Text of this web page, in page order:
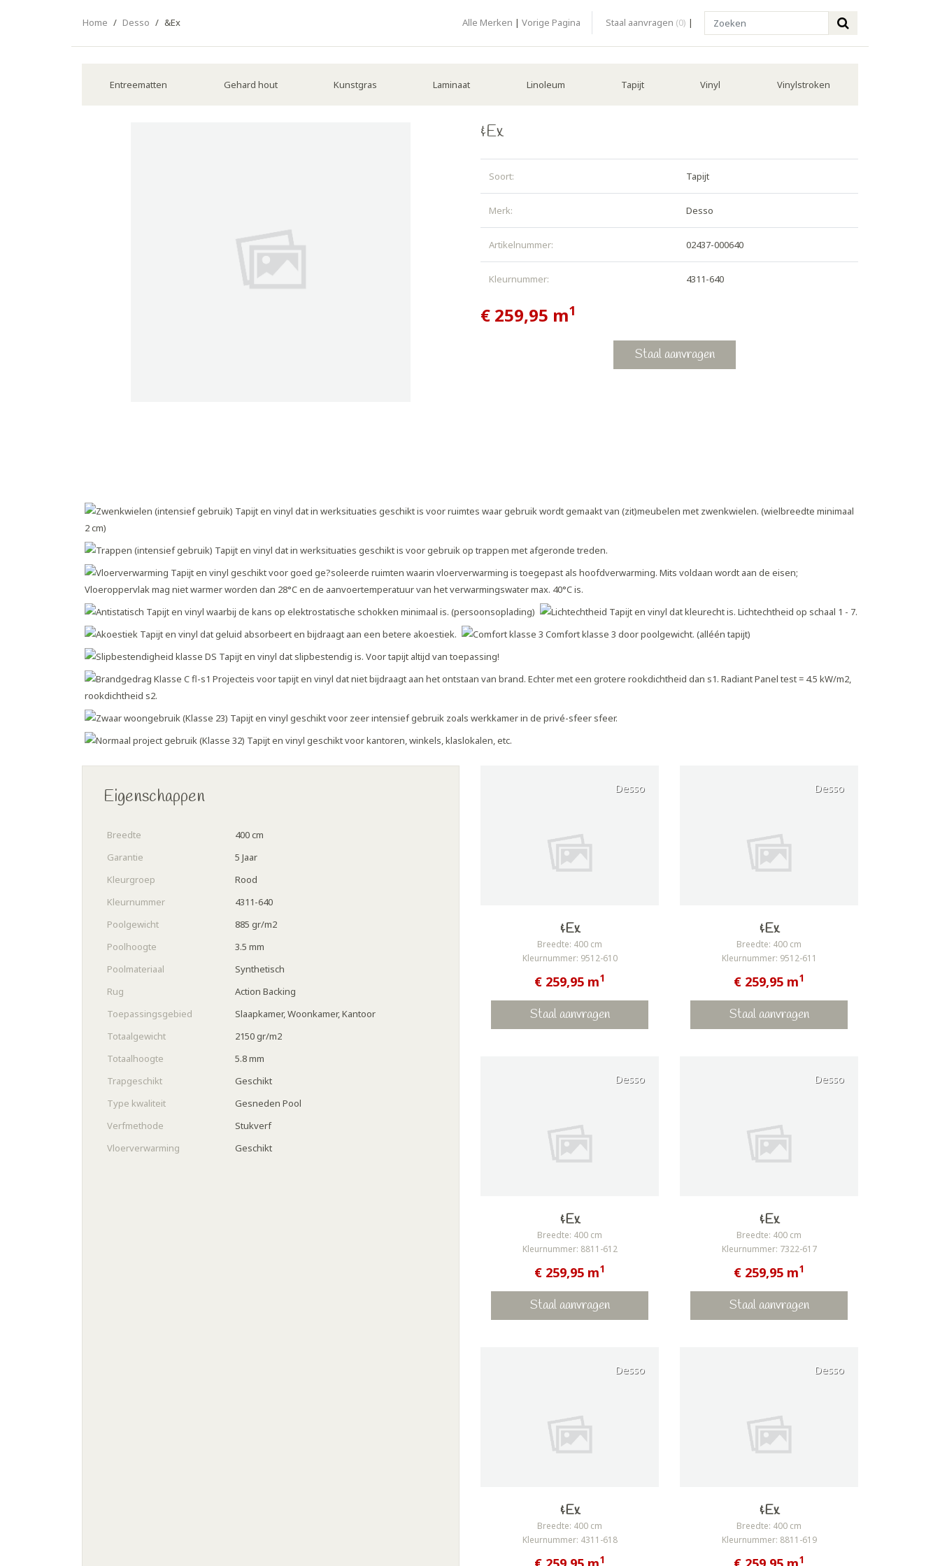
Home / Desso / &Ex Search
Alle Merken | Vorige Pagina Staal aanvragen (0) |
Entreematten Gehard hout Kunstgras Laminaat Linoleum Tapijt Vinyl Vinylstroken
&Ex
Soort: Tapijt
Merk: Desso
Artikelnummer: 02437-000640
Kleurnummer: 4311-640
€ 259,95 m1
Staal aanvragen
Eigenschappen
Breedte
400 cm
Garantie
5 Jaar
Kleurgroep
Rood
Kleurnummer
4311-640
Poolgewicht
885 gr/m2
Poolhoogte
3.5 mm
Poolmateriaal
Synthetisch
Rug
Action Backing
Toepassingsgebied
Slaapkamer, Woonkamer, Kantoor
Totaalgewicht
2150 gr/m2
Totaalhoogte
5.8 mm
Trapgeschikt
Geschikt
Type kwaliteit
Gesneden Pool
Verfmethode
Stukverf
Vloerverwarming
Geschikt
Desso
&Ex
Breedte: 400 cm
Kleurnummer: 9512-610
€ 259,95 m1
Staal aanvragen
Desso
&Ex
Breedte: 400 cm
Kleurnummer: 9512-611
€ 259,95 m1
Staal aanvragen
Desso
&Ex
Breedte: 400 cm
Kleurnummer: 8811-612
€ 259,95 m1
Staal aanvragen
Desso
&Ex
Breedte: 400 cm
Kleurnummer: 7322-617
€ 259,95 m1
Staal aanvragen
Desso
&Ex
Breedte: 400 cm
Kleurnummer: 4311-618
1
Desso
&Ex
Breedte: 400 cm
Kleurnummer: 8811-619
1